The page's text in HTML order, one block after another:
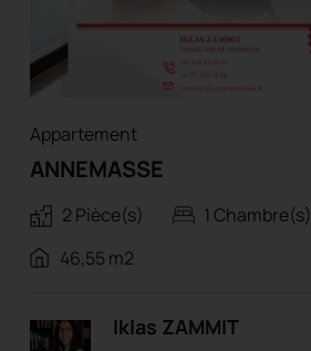
Appartement
ANNEMASSE
2 Pièce(s)
1 Chambre(s)
46,55 m2
Iklas ZAMMIT